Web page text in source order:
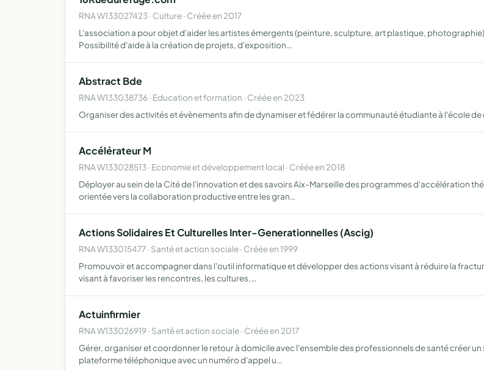
RNA W133027423 · Culture · Créée en 2017
L'association a pour objet d'aider les artistes émergents (peinture, sculpture, art plastique,
Possibilité d'aide à la création de projets, d'exposition…
Abstract Bde
RNA W133038736 · Education et formation · Créée en 2023
Organiser des activités et évènements afin de dynamiser et fédérer la communauté étudiante à l'école
Accélérateur M
RNA W133028513 · Economie et développement local · Créée en 2018
Déployer au sein de la Cité de l'innovation et des savoirs Aix-Marseille des programmes d'accélération
orientée vers la collaboration productive entre les gran…
Actions Solidaires Et Culturelles Inter-Generationnelles (Ascig)
RNA W133015477 · Santé et action sociale · Créée en 1999
Promouvoir et accompagner dans l'outil informatique et développer des actions visant à réduire la
visant à favoriser les rencontres, les cultures,…
Actuinfirmier
RNA W133026919 · Santé et action sociale · Créée en 2017
Gérer, organiser et coordonner le retour à domicile avec l'ensemble des professionnels de santé créer
plateforme téléphonique avec un numéro d'appel u…